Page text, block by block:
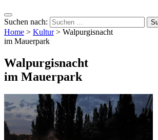
Suchen nach:
Home > Kultur> Walpurgisnacht
im Mauerpark
Walpurgisnacht
im Mauerpark